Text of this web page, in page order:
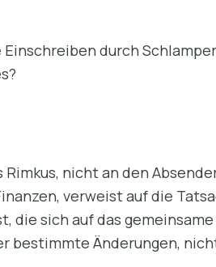
durch
nicht an den
verweist auf die
die sich auf das
bestimmte Änderungen,